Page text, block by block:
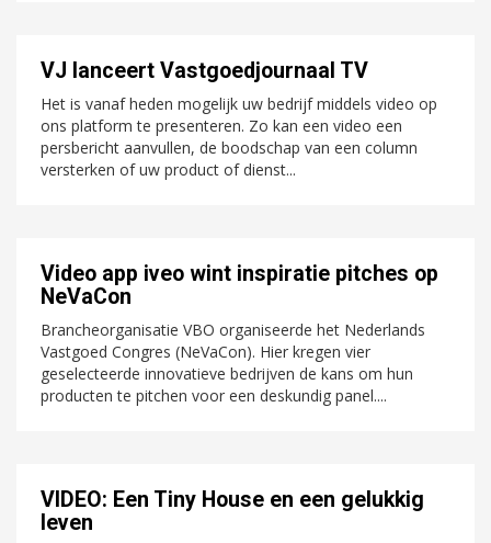
VJ lanceert Vastgoedjournaal TV
Het is vanaf heden mogelijk uw bedrijf middels video op
ons platform te presenteren. Zo kan een video een
persbericht aanvullen, de boodschap van een column
versterken of uw product of dienst...
Video app iveo wint inspiratie pitches op
NeVaCon
Brancheorganisatie VBO organiseerde het Nederlands
Vastgoed Congres (NeVaCon). Hier kregen vier
geselecteerde innovatieve bedrijven de kans om hun
producten te pitchen voor een deskundig panel....
VIDEO: Een Tiny House en een gelukkig
leven